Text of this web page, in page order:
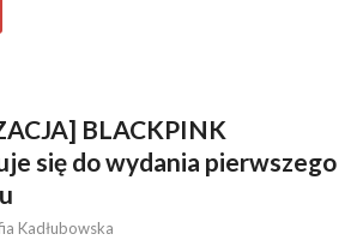
BLACKPINK
się do wydania pierwszego
Kadłubowska